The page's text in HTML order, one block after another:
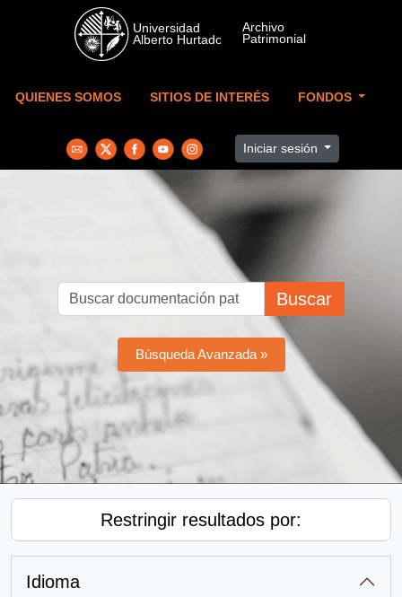
Skip to main content
QUIENES SOMOS SITIOS DE INTERÉS FONDOS
Iniciar sesión
Buscar
Búsqueda Avanzada »
Restringir resultados por:
Idioma